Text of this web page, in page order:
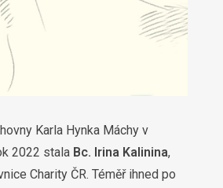
Karla Hynka Máchy v
2022 stala Bc. Irina Kalinina,
Charity ČR. Téměř ihned po